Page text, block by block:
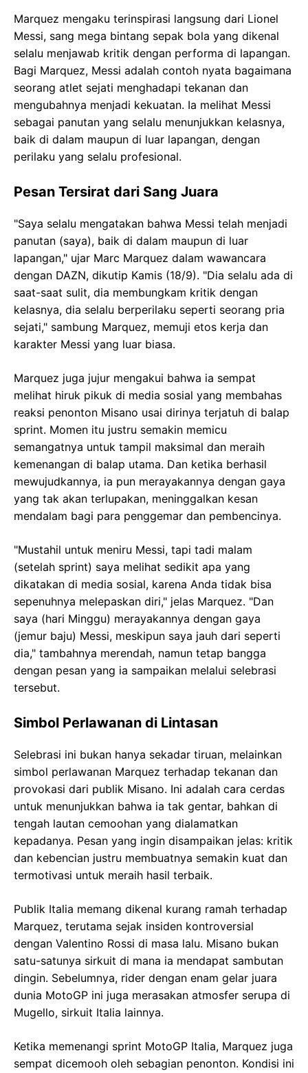
Marquez mengaku terinspirasi langsung dari Lionel
Messi, sang mega bintang sepak bola yang dikenal
selalu menjawab kritik dengan performa di lapangan.
Bagi Marquez, Messi adalah contoh nyata bagaimana
seorang atlet sejati menghadapi tekanan dan
mengubahnya menjadi kekuatan. Ia melihat Messi
sebagai panutan yang selalu menunjukkan kelasnya,
baik di dalam maupun di luar lapangan, dengan
perilaku yang selalu profesional.
Pesan Tersirat dari Sang Juara
"Saya selalu mengatakan bahwa Messi telah menjadi
panutan (saya), baik di dalam maupun di luar
lapangan," ujar Marc Marquez dalam wawancara
dengan DAZN, dikutip Kamis (18/9). "Dia selalu ada di
saat-saat sulit, dia membungkam kritik dengan
kelasnya, dia selalu berperilaku seperti seorang pria
sejati," sambung Marquez, memuji etos kerja dan
karakter Messi yang luar biasa.
Marquez juga jujur mengakui bahwa ia sempat
melihat hiruk pikuk di media sosial yang membahas
reaksi penonton Misano usai dirinya terjatuh di balap
sprint. Momen itu justru semakin memicu
semangatnya untuk tampil maksimal dan meraih
kemenangan di balap utama. Dan ketika berhasil
mewujudkannya, ia pun merayakannya dengan gaya
yang tak akan terlupakan, meninggalkan kesan
mendalam bagi para penggemar dan pembencinya.
"Mustahil untuk meniru Messi, tapi tadi malam
(setelah sprint) saya melihat sedikit apa yang
dikatakan di media sosial, karena Anda tidak bisa
sepenuhnya melepaskan diri," jelas Marquez. "Dan
saya (hari Minggu) merayakannya dengan gaya
(jemur baju) Messi, meskipun saya jauh dari seperti
dia," tambahnya merendah, namun tetap bangga
dengan pesan yang ia sampaikan melalui selebrasi
tersebut.
Simbol Perlawanan di Lintasan
Selebrasi ini bukan hanya sekadar tiruan, melainkan
simbol perlawanan Marquez terhadap tekanan dan
provokasi dari publik Misano. Ini adalah cara cerdas
untuk menunjukkan bahwa ia tak gentar, bahkan di
tengah lautan cemoohan yang dialamatkan
kepadanya. Pesan yang ingin disampaikan jelas: kritik
dan kebencian justru membuatnya semakin kuat dan
termotivasi untuk meraih hasil terbaik.
Publik Italia memang dikenal kurang ramah terhadap
Marquez, terutama sejak insiden kontroversial
dengan Valentino Rossi di masa lalu. Misano bukan
satu-satunya sirkuit di mana ia mendapat sambutan
dingin. Sebelumnya, rider dengan enam gelar juara
dunia MotoGP ini juga merasakan atmosfer serupa di
Mugello, sirkuit Italia lainnya.
Ketika memenangi sprint MotoGP Italia, Marquez juga
sempat dicemooh oleh sebagian penonton. Kondisi ini